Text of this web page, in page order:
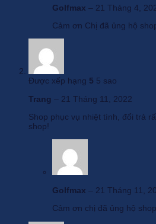
Golfmax – 21 Tháng 4,
Cảm ơn Chị đã ủng hộ
Được xếp hạng 5 5 sao
Trang – 21 Tháng 11, 2022
Shop phục vụ nhiệt tình, đổi trả
shop!
Golfmax – 21 Tháng 11,
Cảm ơn chị đã ủng hộ